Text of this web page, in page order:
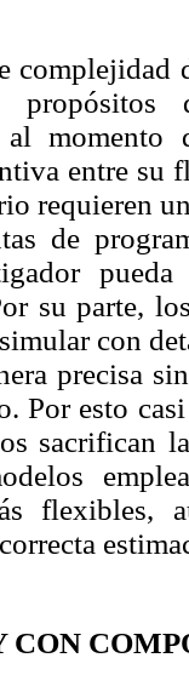
complejidad
propósitos
al momento
entre su
requieren
de
su parte,
con
precisa
Por esto
sacrifican
flexibles,
CON